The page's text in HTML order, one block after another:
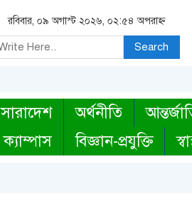
রবিবার, ০৯ অগাস্ট ২০২৬, ০২:৫৪ অপরাহ্ন
Search
সারাদেশ অর্থনীতি
ক্যাম্পাস বিজ্ঞান-প্রযুক্তি